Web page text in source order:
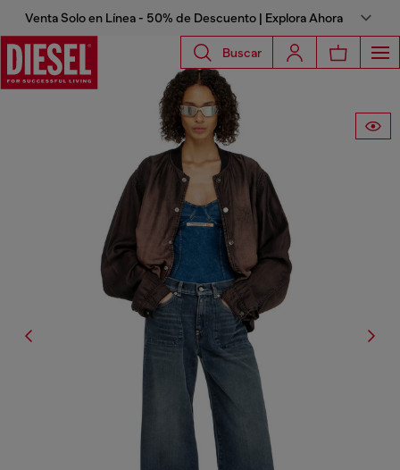
Venta Solo en Línea - 50% de Descuento | Explora Ahora
Buscar